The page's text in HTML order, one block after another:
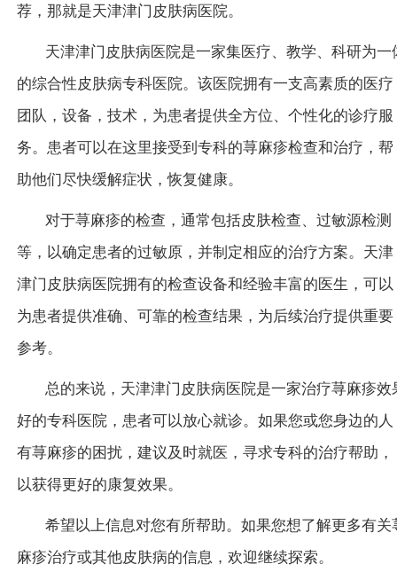
荐，那就是天津津门皮肤病医院。
天津津门皮肤病医院是一家集医疗、教学、科研为一
的综合性皮肤病专科医院。该医院拥有一支高素质的医疗
团队，设备，技术，为患者提供全方位、个性化的诊疗服
务。患者可以在这里接受到专科的荨麻疹检查和治疗，帮
助他们尽快缓解症状，恢复健康。
对于荨麻疹的检查，通常包括皮肤检查、过敏源检测
等，以确定患者的过敏原，并制定相应的治疗方案。天津
津门皮肤病医院拥有的检查设备和经验丰富的医生，可以
为患者提供准确、可靠的检查结果，为后续治疗提供重要
参考。
总的来说，天津津门皮肤病医院是一家治疗荨麻疹效
好的专科医院，患者可以放心就诊。如果您或您身边的人
有荨麻疹的困扰，建议及时就医，寻求专科的治疗帮助，
以获得更好的康复效果。
希望以上信息对您有所帮助。如果您想了解更多有关
麻疹治疗或其他皮肤病的信息，欢迎继续探索。